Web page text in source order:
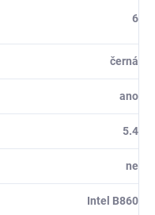
6
černá
ano
5.4
ne
Intel B860